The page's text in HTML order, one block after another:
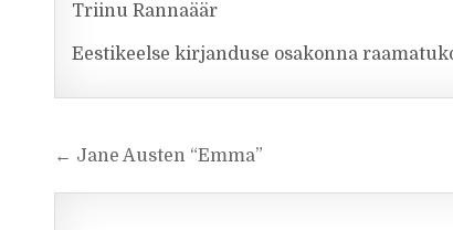
Triinu Rannaäär
Eestikeelse kirjanduse osakonna
Navigeerimine
← Jane Austen “Emma”